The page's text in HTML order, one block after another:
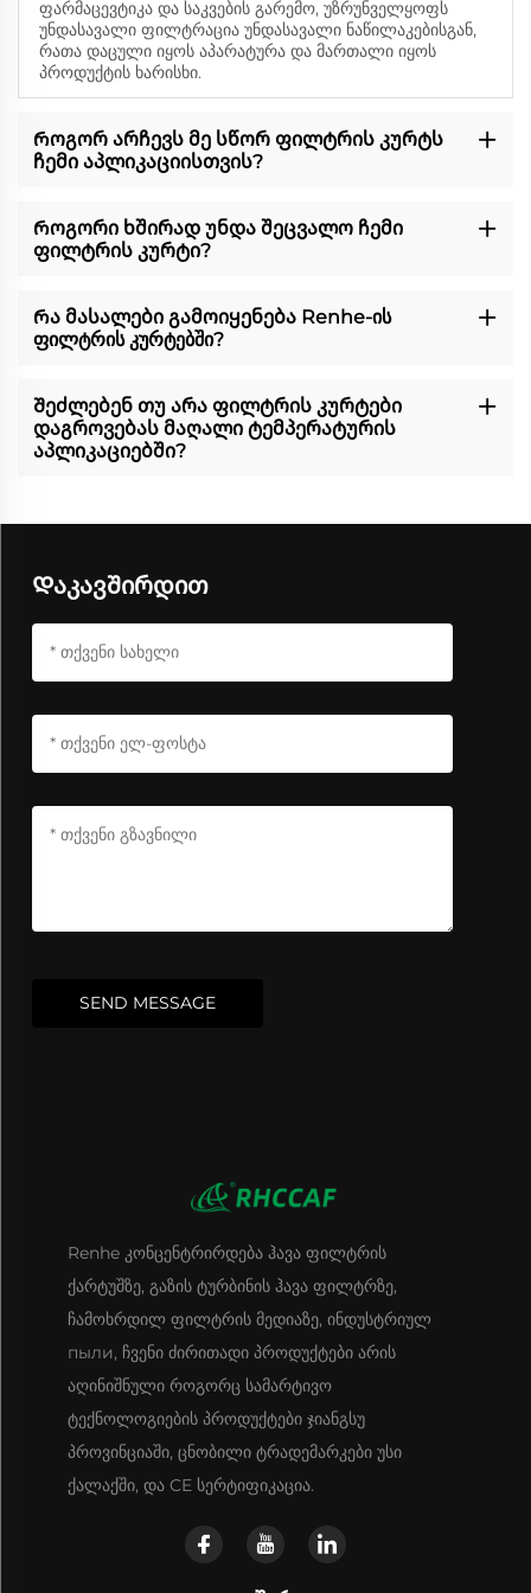
ფარმაცევტიკა და საკვების გარემო, უზრუნველყოფს
უნდასავალი ფილტრაცია უნდასავალი ნაწილაკებისგან,
რათა დაცული იყოს აპარატურა და მართალი იყოს
პროდუქტის ხარისხი.
Როგორ არჩევს მე სწორ ფილტრის კურტს
ჩემი აპლიკაციისთვის?
Როგორი ხშირად უნდა შეცვალო ჩემი
ფილტრის კურტი?
Რა მასალები გამოიყენება Renhe-ის
ფილტრის კურტებში?
Შეძლებენ თუ არა ფილტრის კურტები
დაგროვებას მაღალი ტემპერატურის
აპლიკაციებში?
Დაკავშირდით
SEND MESSAGE
Renhe კონცენტრირდება ჰავა ფილტრის
ქარტუშზე, გაზის ტურბინის ჰავა ფილტრზე,
ჩამოხრდილ ფილტრის მედიაზე, ინდუსტრიულ
пыли, ჩვენი ძირითადი პროდუქტები არის
აღინიშნული როგორც სამარტივო
ტექნოლოგიების პროდუქტები ჯიანგსუ
პროვინციაში, ცნობილი ტრადემარკები უსი
ქალაქში, და CE სერტიფიკაცია.